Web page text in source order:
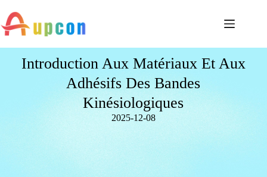
Introduction Aux Matériaux Et Aux
Adhésifs Des Bandes
Kinésiologiques
2025-12-08